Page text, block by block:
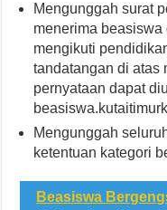
Mengunggah surat
menerima
mengikuti
tandatangan di atas
pernyataan dapat
Mengunggah
ketentuan kategori
Beasiswa